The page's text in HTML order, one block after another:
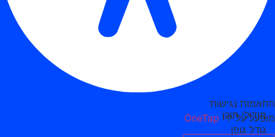
התאמות נגישות
מופעל על ידי OneTap מודולי תוכן
גודל גופן